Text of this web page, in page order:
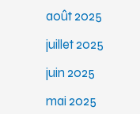
août 2025
juillet 2025
juin 2025
mai 2025